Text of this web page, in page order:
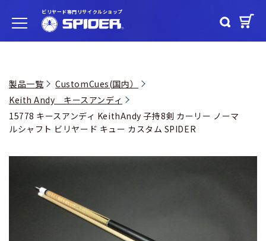
ビリヤード専門リサイクルショップ
製品一覧
CustomCues(国内）
Keith Andy キースアンディ
15778 キースアンディ KeithAndy 子持8剣 カーリー ノーマ
ルシャフト ビリヤード キュー カスタム SPIDER